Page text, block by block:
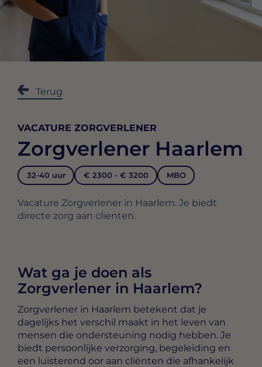
Terug
VACATURE ZORGVERLENER
Zorgverlener Haarlem
32-40 uur € 2300 - € 3200 MBO
Vacature Zorgverlener in Haarlem. Je biedt
directe zorg aan clienten.
Wat ga je doen als
Zorgverlener in Haarlem?
Zorgverlener in Haarlem betekent dat je
dagelijks het verschil maakt in het leven van
mensen die ondersteuning nodig hebben. Je
biedt persoonlijke verzorging, begeleiding en
een luisterend oor aan cliënten die afhankelijk